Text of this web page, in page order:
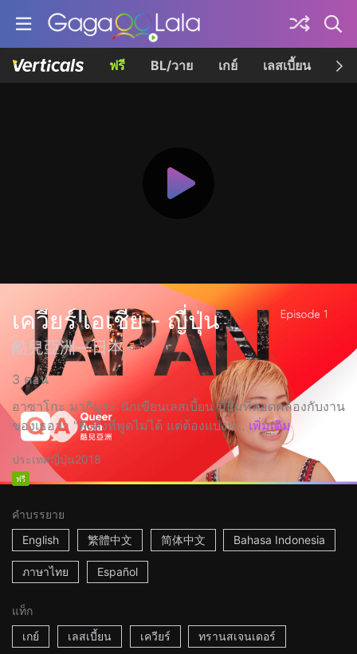
ฟรี BL/วาย เกย์ เลสเบี้ยน เค
เควียร์ เอเชีย - ญี่ปุ่น
酷兒亞洲—日本
3 ตอน
อาซาโกะ มากิมูระ นักเขียนเลสเบี้ยน มีธีมที่สอดคล้องกับงาน
ของเธอว่า "ฟังสิ่งที่พูดไม่ได้ แต่ต้องแบ่งป... เพิ่มเติม
ประเทศญี่ปุ่น2018
ฟรี
คำบรรยาย
English
繁體中文 简体中文 Bahasa Indonesia
ภาษาไทย Español
แท็ก
เกย์
เลสเบี้ยน เควียร์ ทรานสเจนเดอร์